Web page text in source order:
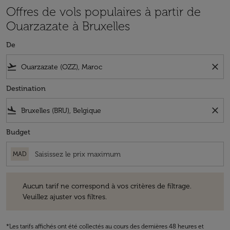
Offres de vols populaires à partir de
Ouarzazate à Bruxelles
De
flight_takeoff close
Destination
flight_land close
Budget
MAD
Aucun tarif ne correspond à vos critères de filtrage.
Veuillez ajuster vos filtres.
*Les tarifs affichés ont été collectés au cours des dernières 48 heures et